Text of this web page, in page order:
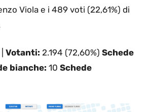
Viola e i 489 voti (22,61%) di
Votanti: 2.194 (72,60%) Schede
bianche: 10 Schede